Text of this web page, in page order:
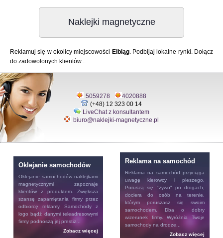
Naklejki magnetyczne
Reklamuj się w okolicy miejscowości Elbląg. Podbijaj lokalne rynki. Dołącz
do zadowolonych klientów...
5059278
4020888
(+48) 12 323 00 14
LiveChat z konsultantem
biuro@naklejki-magnetyczne.pl
Oklejanie samochodów
Oklejanie samochodów naklejkami
magnetycznymi zapoznaje
klientów z produktem. Zwiększa
szansę zapamiętania firmy przez
odbiorcę reklamy. Samochody z
logo bądź danymi teleadresowymi
firmy podnoszą jej prestiż...
Zobacz więcej
Reklama na samochód
Reklama na samochód przyciąga
uwagę kierowcy i pieszego.
Poruszą się "żywo" po drogach,
dociera do osób na terenie,
którym poruszasz się swoim
samochodem. Dba o dobry
wizerunek firmy. Wyróżnia Twoje
samochody na drodze...
Zobacz więcej